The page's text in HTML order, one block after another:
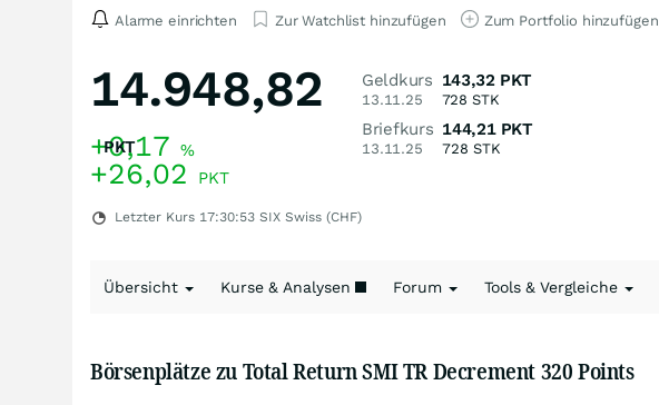
Alarme einrichten Zur Watchlist hinzufügen Zum Portfolio hinzufügen
14.948,82
PKT
+0,17 %
+26,02 PKT
Letzter Kurs 17:30:53 SIX Swiss (CHF)
Geldkurs
13.11.25
143,32 PKT
728 STK
Briefkurs
13.11.25
144,21 PKT
728 STK
Übersicht Kurse & Analysen Forum Tools & Vergleiche
Börsenplätze zu Total Return SMI TR Decrement 320 Points